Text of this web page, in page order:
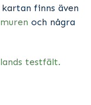
finns även
och några
testfält.